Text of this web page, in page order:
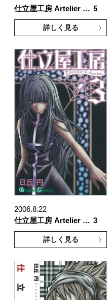
仕立屋工房 Artelier … 5
詳しく見る
2006.8.22
仕立屋工房 Artelier … 3
詳しく見る